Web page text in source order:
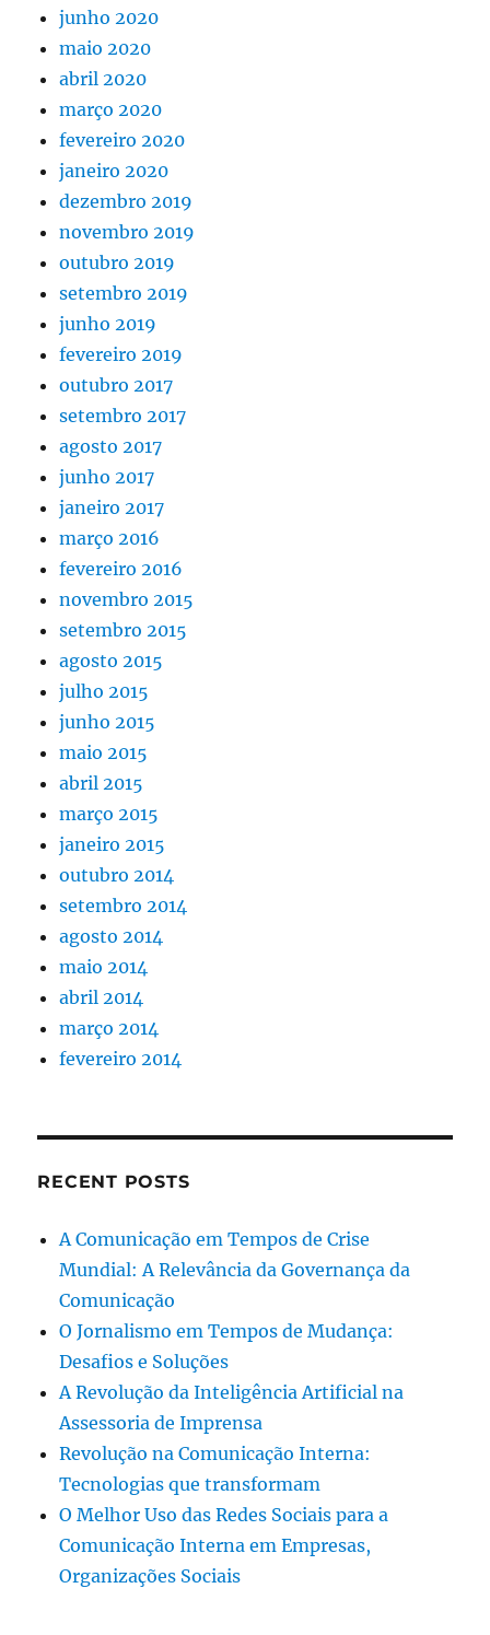
junho 2020
maio 2020
abril 2020
março 2020
fevereiro 2020
janeiro 2020
dezembro 2019
novembro 2019
outubro 2019
setembro 2019
junho 2019
fevereiro 2019
outubro 2017
setembro 2017
agosto 2017
junho 2017
janeiro 2017
março 2016
fevereiro 2016
novembro 2015
setembro 2015
agosto 2015
julho 2015
junho 2015
maio 2015
abril 2015
março 2015
janeiro 2015
outubro 2014
setembro 2014
agosto 2014
maio 2014
abril 2014
março 2014
fevereiro 2014
RECENT POSTS
A Comunicação em Tempos de Crise
Mundial: A Relevância da Governança da
Comunicação
O Jornalismo em Tempos de Mudança:
Desafios e Soluções
A Revolução da Inteligência Artificial na
Assessoria de Imprensa
Revolução na Comunicação Interna:
Tecnologias que transformam
O Melhor Uso das Redes Sociais para a
Comunicação Interna em Empresas,
Organizações Sociais